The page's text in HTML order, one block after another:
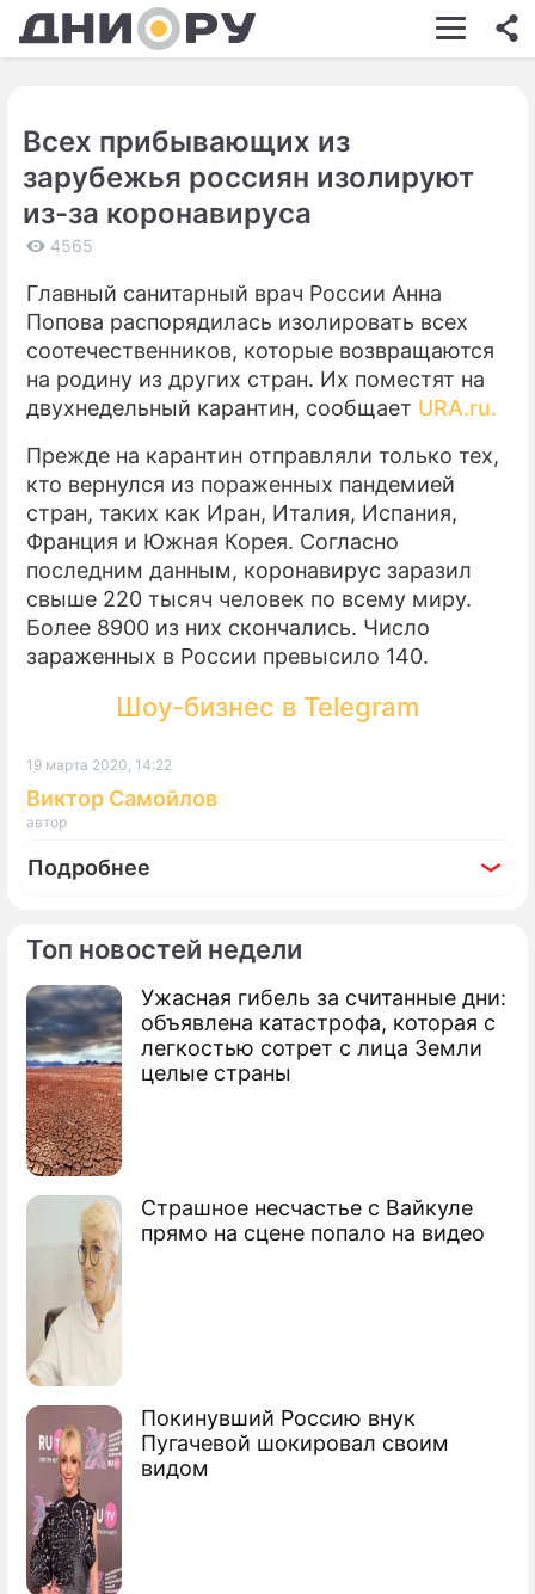
ШОУ-БИЗНЕС
КИНО
НЕДВИЖИМОСТЬ
ЭКОНОМИКА
ПРОИСШЕСТВИЯ
СОННИК
СЕРИАЛЫ
ИГРЫ
ПРЕСС-РЕЛИЗЫ
О ПРОЕКТЕ
Топ новостей недели
Ужасная гибель за считанные дни:
объявлена катастрофа, которая с
легкостью сотрет с лица Земли
целые страны
Страшное несчастье с Вайкуле
прямо на сцене попало на видео
Покинувший Россию внук
Пугачевой шокировал своим
видом
Всех прибывающих из
зарубежья россиян изолируют
из-за коронавируса
4565
Главный санитарный врач России Анна
Попова распорядилась изолировать всех
соотечественников, которые возвращаются
на родину из других стран. Их поместят на
двухнедельный карантин, сообщает URA.ru.
Прежде на карантин отправляли только тех,
кто вернулся из пораженных пандемией
стран, таких как Иран, Италия, Испания,
Франция и Южная Корея. Согласно
последним данным, коронавирус заразил
свыше 220 тысяч человек по всему миру.
Более 8900 из них скончались. Число
зараженных в России превысило 140.
Шоу-бизнес в Telegram
19 марта 2020, 14:22
Виктор Самойлов
автор
Подробнее